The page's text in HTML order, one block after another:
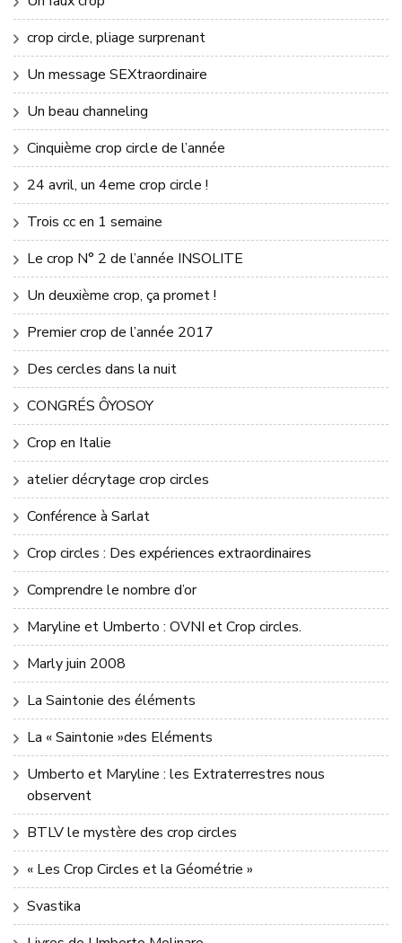
crop circle, pliage surprenant
Un message SEXtraordinaire
Un beau channeling
Cinquième crop circle de l’année
24 avril, un 4eme crop circle !
Trois cc en 1 semaine
Le crop N° 2 de l’année INSOLITE
Un deuxième crop, ça promet !
Premier crop de l’année 2017
Des cercles dans la nuit
CONGRÉS ÔYOSOY
Crop en Italie
atelier décrytage crop circles
Conférence à Sarlat
Crop circles : Des expériences extraordinaires
Comprendre le nombre d’or
Maryline et Umberto : OVNI et Crop circles.
Marly juin 2008
La Saintonie des éléments
La « Saintonie »des Eléments
Umberto et Maryline : les Extraterrestres nous
observent
BTLV le mystère des crop circles
« Les Crop Circles et la Géométrie »
Svastika